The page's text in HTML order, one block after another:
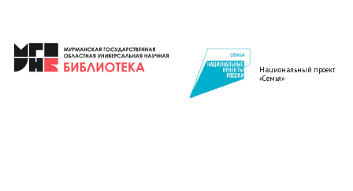
Национальный проект
«Семья»